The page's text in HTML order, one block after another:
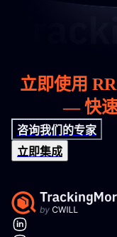
立即使用
— 快
咨询我们的专家
立即集成